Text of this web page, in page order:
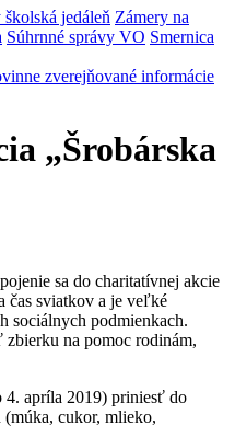
jedáleň Zámery na
Súhrnné správy VO Smernica
zverejňované informácie
„Šrobárska
sa do charitatívnej akcie
čas sviatkov a je veľké
sociálnych podmienkach.
na pomoc rodinám,
4. apríla 2019) priniesť do
cukor, mlieko,